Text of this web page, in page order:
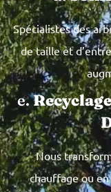
Spécialistes des
de taille et
e.
Nous
chauffage ou en